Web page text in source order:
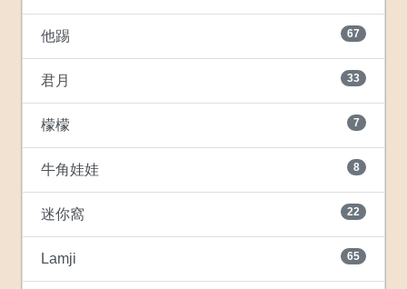
他踢 67
君月 33
檬檬 7
牛角娃娃 8
迷你窩 22
Lamji 65